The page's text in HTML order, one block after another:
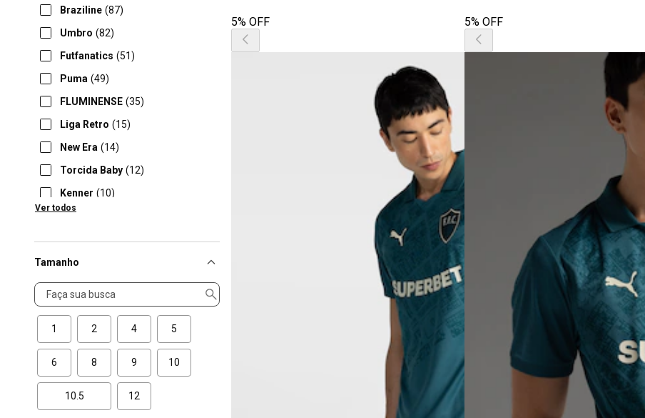
Braziline (87)
Umbro (82)
Futfanatics (51)
Puma (49)
FLUMINENSE (35)
Liga Retro (15)
New Era (14)
Torcida Baby (12)
Kenner (10)
S3 Sport Bel
Ver todos
Tamanho
Tamanho
1 2 4 5
6 8 9 10
10.5 12
5% OFF 5% OFF